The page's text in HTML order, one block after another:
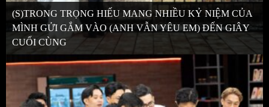
(S)TRONG TRỌNG HIẾU MANG NHIỀU KỶ NIỆM CỦA
MÌNH GỬI GẮM VÀO (ANH VẪN YÊU EM) ĐẾN GIÂY
CUỐI CÙNG